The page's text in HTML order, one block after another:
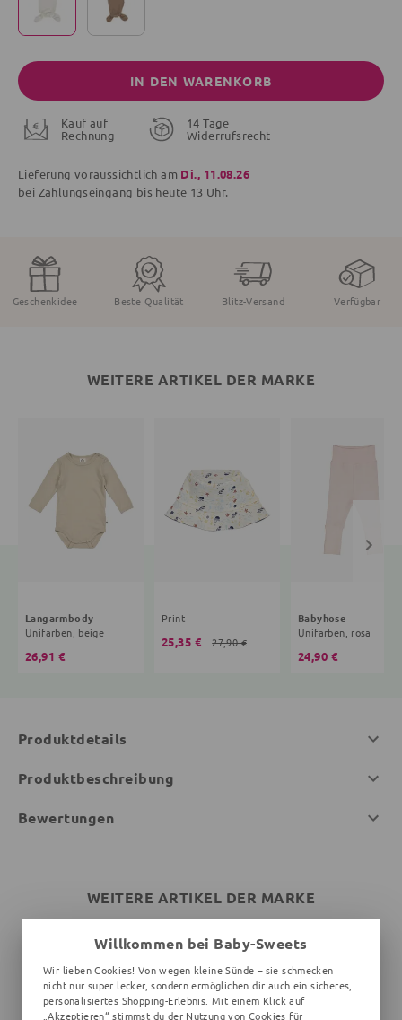
IN DEN WARENKORB
Kauf auf
Rechnung
14 Tage
Widerrufsrecht
Lieferung voraussichtlich am Di., 11.08.26
bei Zahlungseingang bis heute 13 Uhr.
Geschenkidee Beste Qualität Blitz-Versand Verfügbar
WEITERE ARTIKEL DER MARKE
Langarmbody
Unifarben, beige
26,91 €
Print
25,35 € 27,90 €
Babyhose
Unifarben, rosa
24,90 €
Produktdetails
Produktbeschreibung
Bewertungen
WEITERE ARTIKEL DER MARKE
Willkommen bei Baby-Sweets
Wir lieben Cookies! Von wegen kleine Sünde – sie schmecken
nicht nur super lecker, sondern ermöglichen dir auch ein sicheres,
personalisiertes Shopping-Erlebnis. Mit einem Klick auf
„Akzeptieren“ stimmst du der Nutzung von Cookies für